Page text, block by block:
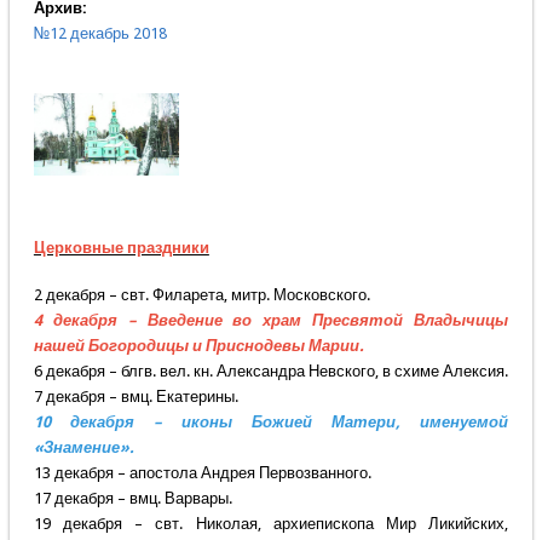
Архив:
№12 декабрь 2018
Церковные праздники
2 декабря – свт. Филарета, митр. Московского.
4 декабря – Введение во храм Пресвятой Владычицы
нашей Богородицы и Приснодевы Марии.
6 декабря – блгв. вел. кн. Александра Невского, в схиме Алексия.
7 декабря – вмц. Екатерины.
10 декабря – иконы Божией Матери, именуемой
«Знамение».
13 декабря – апостола Андрея Первозванного.
17 декабря – вмц. Варвары.
19 декабря – свт. Николая, архиепископа Мир Ликийских,